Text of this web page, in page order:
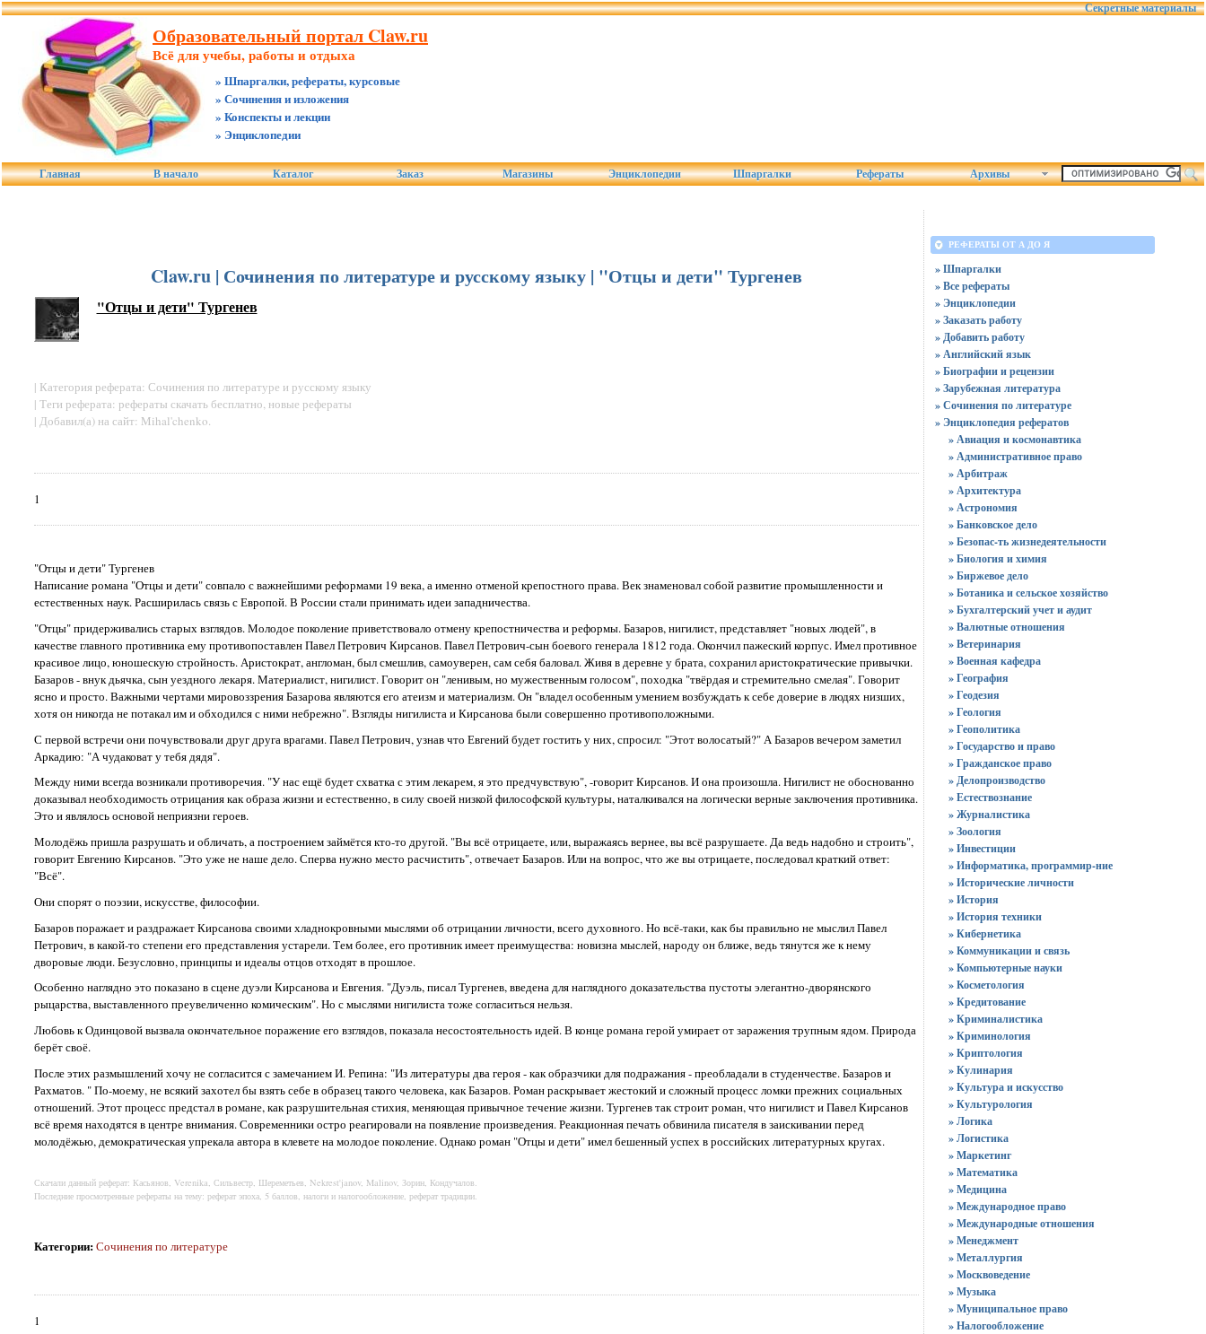
Секретные материалы
Образовательный портал Claw.ru
Всё для учебы, работы и отдыха
» Шпаргалки, рефераты, курсовые
» Сочинения и изложения
» Конспекты и лекции
» Энциклопедии
Главная В начало Каталог Заказ Магазины Энциклопедии Шпаргалки Рефераты Архивы
Claw.ru | Сочинения по литературе и русскому языку | "Отцы и дети" Тургенев
"Отцы и дети" Тургенев
| Категория реферата: Сочинения по литературе и русскому языку
| Теги реферата: рефераты скачать бесплатно, новые рефераты
| Добавил(а) на сайт: Mihal'chenko.
1
"Отцы и дети" Тургенев
Написание романа "Отцы и дети" совпало с важнейшими реформами 19 века, а именно отменой крепостного права. Век знаменовал собой развитие промышленности и
естественных наук. Расширилась связь с Европой. В России стали принимать идеи западничества.
"Отцы" придерживались старых взглядов. Молодое поколение приветствовало отмену крепостничества и реформы. Базаров, нигилист, представляет "новых людей", в
качестве главного противника ему противопоставлен Павел Петрович Кирсанов. Павел Петрович-сын боевого генерала 1812 года. Окончил пажеский корпус. Имел противное
красивое лицо, юношескую стройность. Аристократ, англоман, был смешлив, самоуверен, сам себя баловал. Живя в деревне у брата, сохранил аристократические привычки.
Базаров - внук дьячка, сын уездного лекаря. Материалист, нигилист. Говорит он "ленивым, но мужественным голосом", походка "твёрдая и стремительно смелая". Говорит
ясно и просто. Важными чертами мировоззрения Базарова являются его атеизм и материализм. Он "владел особенным умением возбуждать к себе доверие в людях низших,
хотя он никогда не потакал им и обходился с ними небрежно". Взгляды нигилиста и Кирсанова были совершенно противоположными.
С первой встречи они почувствовали друг друга врагами. Павел Петрович, узнав что Евгений будет гостить у них, спросил: "Этот волосатый?" А Базаров вечером заметил
Аркадию: "А чудаковат у тебя дядя".
Между ними всегда возникали противоречия. "У нас ещё будет схватка с этим лекарем, я это предчувствую", -говорит Кирсанов. И она произошла. Нигилист не обоснованно
доказывал необходимость отрицания как образа жизни и естественно, в силу своей низкой философской культуры, наталкивался на логически верные заключения противника.
Это и являлось основой неприязни героев.
Молодёжь пришла разрушать и обличать, а построением займётся кто-то другой. "Вы всё отрицаете, или, выражаясь вернее, вы всё разрушаете. Да ведь надобно и строить",
говорит Евгению Кирсанов. "Это уже не наше дело. Сперва нужно место расчистить", отвечает Базаров. Или на вопрос, что же вы отрицаете, последовал краткий ответ:
"Всё".
Они спорят о поэзии, искусстве, философии.
Базаров поражает и раздражает Кирсанова своими хладнокровными мыслями об отрицании личности, всего духовного. Но всё-таки, как бы правильно не мыслил Павел
Петрович, в какой-то степени его представления устарели. Тем более, его противник имеет преимущества: новизна мыслей, народу он ближе, ведь тянутся же к нему
дворовые люди. Безусловно, принципы и идеалы отцов отходят в прошлое.
Особенно наглядно это показано в сцене дуэли Кирсанова и Евгения. "Дуэль, писал Тургенев, введена для наглядного доказательства пустоты элегантно-дворянского
рыцарства, выставленного преувеличенно комическим". Но с мыслями нигилиста тоже согласиться нельзя.
Любовь к Одинцовой вызвала окончательное поражение его взглядов, показала несостоятельность идей. В конце романа герой умирает от заражения трупным ядом. Природа
берёт своё.
После этих размышлений хочу не согласится с замечанием И. Репина: "Из литературы два героя - как образчики для подражания - преобладали в студенчестве. Базаров и
Рахматов. " По-моему, не всякий захотел бы взять себе в образец такого человека, как Базаров. Роман раскрывает жестокий и сложный процесс ломки прежних социальных
отношений. Этот процесс предстал в романе, как разрушительная стихия, меняющая привычное течение жизни. Тургенев так строит роман, что нигилист и Павел Кирсанов
всё время находятся в центре внимания. Современники остро реагировали на появление произведения. Реакционная печать обвинила писателя в заискивании перед
молодёжью, демократическая упрекала автора в клевете на молодое поколение. Однако роман "Отцы и дети" имел бешенный успех в российских литературных кругах.
Скачали данный реферат: Касьянов, Verenika, Сильвестр, Шереметьев, Nekrest'janov, Malinov, Зорин, Кондучалов.
Последние просмотренные рефераты на тему: реферат эпоха, 5 баллов, налоги и налогообложение, реферат традиции.
Категории:Сочинения по литературе
1
РЕФЕРАТЫ ОТ А ДО Я
» Шпаргалки
» Все рефераты
» Энциклопедии
» Заказать работу
» Добавить работу
» Английский язык
» Биографии и рецензии
» Зарубежная литература
» Сочинения по литературе
» Энциклопедия рефератов
» Авиация и космонавтика
» Административное право
» Арбитраж
» Архитектура
» Астрономия
» Банковское дело
» Безопас-ть жизнедеятельности
» Биология и химия
» Биржевое дело
» Ботаника и сельское хозяйство
» Бухгалтерский учет и аудит
» Валютные отношения
» Ветеринария
» Военная кафедра
» География
» Геодезия
» Геология
» Геополитика
» Государство и право
» Гражданское право
» Делопроизводство
» Естествознание
» Журналистика
» Зоология
» Инвестиции
» Информатика, программир-ние
» Исторические личности
» История
» История техники
» Кибернетика
» Коммуникации и связь
» Компьютерные науки
» Косметология
» Кредитование
» Криминалистика
» Криминология
» Криптология
» Кулинария
» Культура и искусство
» Культурология
» Логика
» Логистика
» Маркетинг
» Математика
» Медицина
» Международное право
» Международные отношения
» Менеджмент
» Металлургия
» Москвоведение
» Музыка
» Муниципальное право
» Налогообложение